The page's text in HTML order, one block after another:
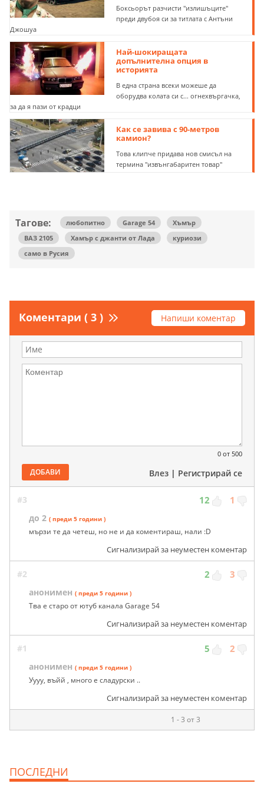
Боксьорът разчисти "излишъците"
преди двубоя си за титлата с Антъни
Джошуа
Най-шокиращата
допълнителна опция в
историята
В една страна всеки можеше да
оборудва колата си с... огнехвъргачка,
за да я пази от крадци
Как се завива с 90-метров
камион?
Това клипче придава нов смисъл на
термина "извънгабаритен товар"
Тагове: любопитно Garage 54
Хъмър
ВАЗ 2105
Хамър с джанти от Лада
куриози
само в Русия
Коментари ( 3 ) Напиши коментар
0 от 500
ДОБАВИ Влез | Регистрирай се
#3 12 1
до 2 ( преди 5 години )
мързи те да четеш, но не и да коментираш, нали :D
Сигнализирай за неуместен коментар
#2 2 3
анонимен ( преди 5 години )
Тва е старо от ютуб канала Garage 54
Сигнализирай за неуместен коментар
#1 5 2
анонимен ( преди 5 години )
Уууу, въйй , много е сладурски ..
Сигнализирай за неуместен коментар
1 - 3 от 3
ПОСЛЕДНИ